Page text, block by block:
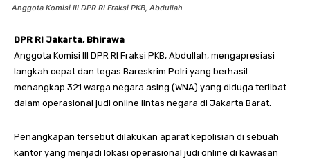
Anggota Komisi III DPR RI Fraksi PKB, Abdullah
DPR RI Jakarta, Bhirawa
Anggota Komisi III DPR RI Fraksi PKB, Abdullah, mengapresiasi
langkah cepat dan tegas Bareskrim Polri yang berhasil
menangkap 321 warga negara asing (WNA) yang diduga terlibat
dalam operasional judi online lintas negara di Jakarta Barat.
Penangkapan tersebut dilakukan aparat kepolisian di sebuah
kantor yang menjadi lokasi operasional judi online di kawasan